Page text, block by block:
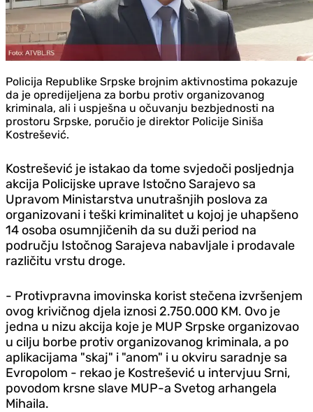
Policija Republike Srpske brojnim aktivnostima pokazuje
da je opredijeljena za borbu protiv organizovanog
kriminala, ali i uspješna u očuvanju bezbjednosti na
prostoru Srpske, poručio je direktor Policije Siniša
Kostrešević.
Kostrešević je istakao da tome svjedoči posljednja
akcija Policijske uprave Istočno Sarajevo sa
Upravom Ministarstva unutrašnjih poslova za
organizovani i teški kriminalitet u kojoj je uhapšeno
14 osoba osumnjičenih da su duži period na
području Istočnog Sarajeva nabavljale i prodavale
različitu vrstu droge.
- Protivpravna imovinska korist stečena izvršenjem
ovog krivičnog djela iznosi 2.750.000 KM. Ovo je
jedna u nizu akcija koje je MUP Srpske organizovao
u cilju borbe protiv organizovanog kriminala, a po
aplikacijama "skaj" i "anom" i u okviru saradnje sa
Evropolom - rekao je Kostrešević u intervjuu Srni,
povodom krsne slave MUP-a Svetog arhangela
Mihaila.